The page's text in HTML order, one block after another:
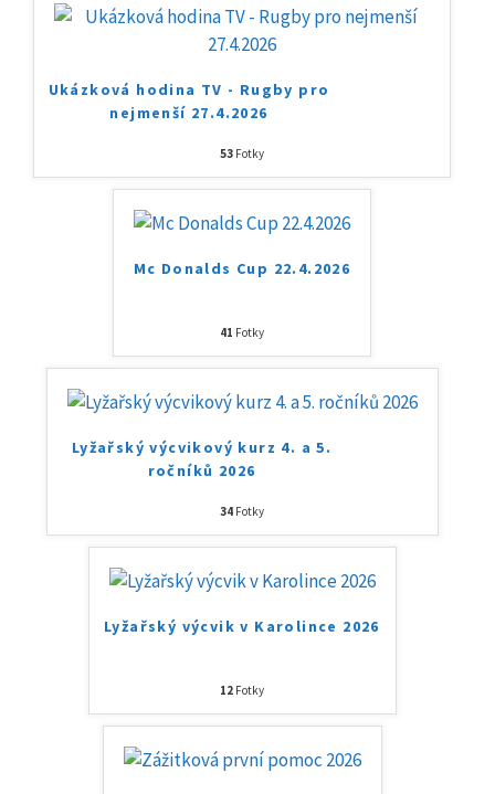
Ukázková hodina TV - Rugby pro
nejmenší 27.4.2026
53 Fotky
Mc Donalds Cup 22.4.2026
41 Fotky
Lyžařský výcvikový kurz 4. a 5.
ročníků 2026
34 Fotky
Lyžařský výcvik v Karolince 2026
12 Fotky